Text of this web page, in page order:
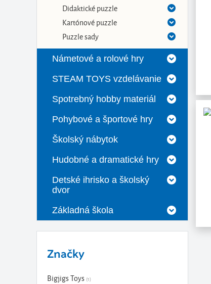
Didaktické puzzle
Kartónové puzzle
Puzzle sady
Námetové a rolové hry
STEAM TOYS vzdelávanie
Spotrebný hobby materiál
Pohybové a športové hry
Školský nábytok
Hudobné a dramatické hry
Detské ihrisko a školský
dvor
Základná škola
Značky
Bigjigs Toys (1)